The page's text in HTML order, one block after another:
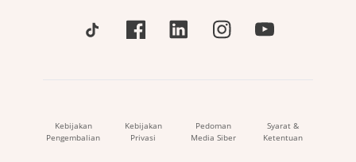
Kebijakan
Pengembalian
Kebijakan
Privasi
Pedoman
Media Siber
Syarat &
Ketentuan